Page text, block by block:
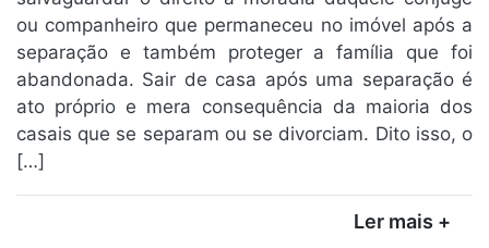
ou companheiro que permaneceu no imóvel após a
separação e também proteger a família que foi
abandonada. Sair de casa após uma separação é
ato próprio e mera consequência da maioria dos
casais que se separam ou se divorciam. Dito isso, o
[…]
Ler mais +